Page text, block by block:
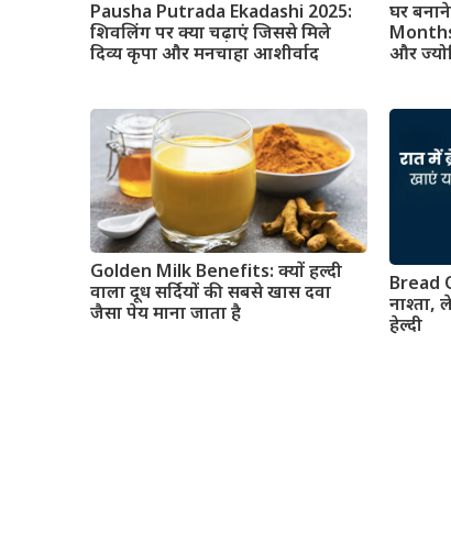
Pausha Putrada Ekadashi 2025:
शिवलिंग पर क्या चढ़ाएं जिससे मिले
दिव्य कृपा और मनचाहा आशीर्वाद
घर
और
Golden Milk Benefits: क्यों हल्दी
वाला दूध सर्दियों की सबसे खास दवा
जैसा पेय माना जाता है
Bread
नाश्ता,
हेल्दी